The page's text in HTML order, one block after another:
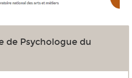
de Psychologue du